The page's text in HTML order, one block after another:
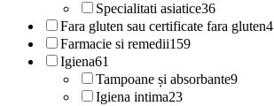
Specialitati asiatice36
Fara gluten sau certificate fara gluten4
Farmacie si remedii159
Igiena61
Tampoane și absorbante9
Igiena intima23